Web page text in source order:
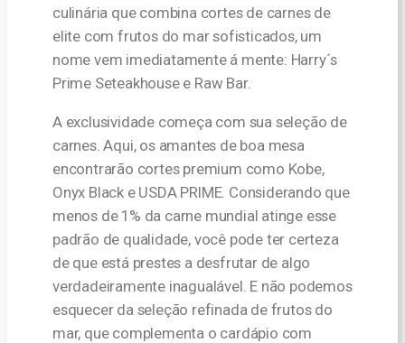
culinária que combina cortes de carnes de
elite com frutos do mar sofisticados, um
nome vem imediatamente á mente: Harry´s
Prime Seteakhouse e Raw Bar.
A exclusividade começa com sua seleção de
carnes. Aqui, os amantes de boa mesa
encontrarão cortes premium como Kobe,
Onyx Black e USDA PRIME. Considerando que
menos de 1% da carne mundial atinge esse
padrão de qualidade, você pode ter certeza
de que está prestes a desfrutar de algo
verdadeiramente inagualável. E não podemos
esquecer da seleção refinada de frutos do
mar, que complementa o cardápio com